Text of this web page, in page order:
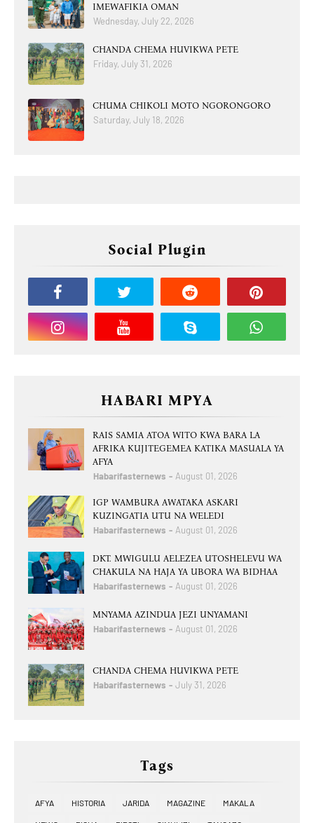
IMEWAFIKIA OMAN
Wednesday, July 22, 2026
CHANDA CHEMA HUVIKWA PETE
Friday, July 31, 2026
CHUMA CHIKOLI MOTO NGORONGORO
Saturday, July 18, 2026
Social Plugin
HABARI MPYA
RAIS SAMIA ATOA WITO KWA BARA LA
AFRIKA KUJITEGEMEA KATIKA MASUALA YA
AFYA
Habarifasternews August 01, 2026
IGP WAMBURA AWATAKA ASKARI
KUZINGATIA UTU NA WELEDI
Habarifasternews August 01, 2026
DKT. MWIGULU AELEZEA UTOSHELEVU WA
CHAKULA NA HAJA YA UBORA WA BIDHAA
Habarifasternews August 01, 2026
MNYAMA AZINDUA JEZI UNYAMANI
Habarifasternews August 01, 2026
CHANDA CHEMA HUVIKWA PETE
Habarifasternews July 31, 2026
Tags
AFYA HISTORIA JARIDA MAGAZINE MAKALA